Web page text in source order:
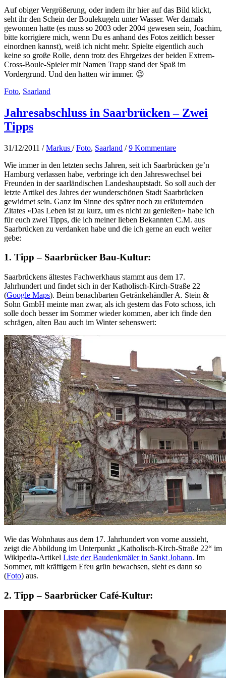
Auf obiger Vergrößerung, oder indem ihr hier auf das Bild klickt,
seht ihr den Schein der Boulekugeln unter Wasser. Wer damals
gewonnen hatte (es muss so 2003 oder 2004 gewesen sein, Joachim,
bitte korrigiere mich, wenn Du es anhand des Fotos zeitlich besser
einordnen kannst), weiß ich nicht mehr. Spielte eigentlich auch
keine so große Rolle, denn trotz des Ehrgeizes der beiden Extrem-
Cross-Boule-Spieler mit Namen Trapp stand der Spaß im
Vordergrund. Und den hatten wir immer. 😉
Foto, Saarland
Jahresabschluss in Saarbrücken – Zwei
Tipps
31/12/2011 /Markus /Foto, Saarland /9 Kommentare
Wie immer in den letzten sechs Jahren, seit ich Saarbrücken ge’n
Hamburg verlassen habe, verbringe ich den Jahreswechsel bei
Freunden in der saarländischen Landeshauptstadt. So soll auch der
letzte Artikel des Jahres der wunderschönen Stadt Saarbrücken
gewidmet sein. Ganz im Sinne des später noch zu erläuternden
Zitates «Das Leben ist zu kurz, um es nicht zu genießen» habe ich
für euch zwei Tipps, die ich meiner lieben Bekannten C.M. aus
Saarbrücken zu verdanken habe und die ich gerne an euch weiter
gebe:
1. Tipp – Saarbrücker Bau-Kultur:
Saarbrückens ältestes Fachwerkhaus stammt aus dem 17.
Jahrhundert und findet sich in der Katholisch-Kirch-Straße 22
(Google Maps). Beim benachbarten Getränkehändler A. Stein &
Sohn GmbH meinte man zwar, als ich gestern das Foto schoss, ich
solle doch besser im Sommer wieder kommen, aber ich finde den
schrägen, alten Bau auch im Winter sehenswert:
Wie das Wohnhaus aus dem 17. Jahrhundert von vorne aussieht,
zeigt die Abbildung im Unterpunkt „Katholisch-Kirch-Straße 22“ im
Wikipedia-Artikel Liste der Baudenkmäler in Sankt Johann. Im
Sommer, mit kräftigem Efeu grün bewachsen, sieht es dann so
(Foto) aus.
2. Tipp – Saarbrücker Café-Kultur: